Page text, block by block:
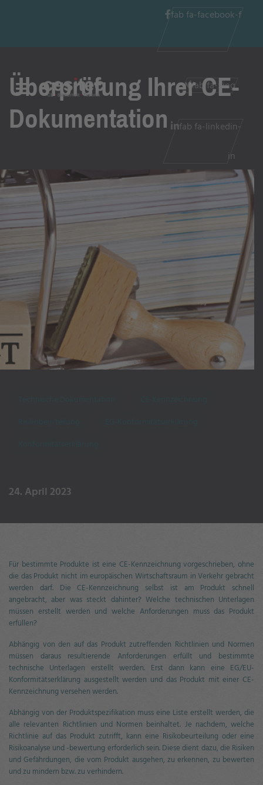
fab fa-facebook-f
fab fa-xing
fab fa-linkedin-
in
Überprüfung Ihrer CE-
Dokumentation
24. April 2023
Für bestimmte Produkte ist eine CE-Kennzeichnung vorgeschrieben, ohne
die das Produkt nicht im europäischen Wirtschaftsraum in Verkehr gebracht
werden darf. Die CE-Kennzeichnung selbst ist am Produkt schnell
angebracht, aber was steckt dahinter? Welche technischen Unterlagen
müssen erstellt werden und welche Anforderungen muss das Produkt
erfüllen?
Abhängig von den auf das Produkt zutreffenden Richtlinien und Normen
müssen daraus resultierende Anforderungen erfüllt und bestimmte
technische Unterlagen erstellt werden. Erst dann kann eine EG/EU-
Konformitätserklärung ausgestellt werden und das Produkt mit einer CE-
Kennzeichnung versehen werden.
Abhängig von der Produktspezifikation muss eine Liste erstellt werden, die
alle relevanten Richtlinien und Normen beinhaltet. Je nachdem, welche
Richtlinie auf das Produkt zutrifft, kann eine Risikobeurteilung oder eine
Risikoanalyse und -bewertung erforderlich sein. Diese dient dazu, die Risiken
und Gefährdungen, die vom Produkt ausgehen, zu erkennen, zu bewerten
und zu mindern bzw. zu verhindern.